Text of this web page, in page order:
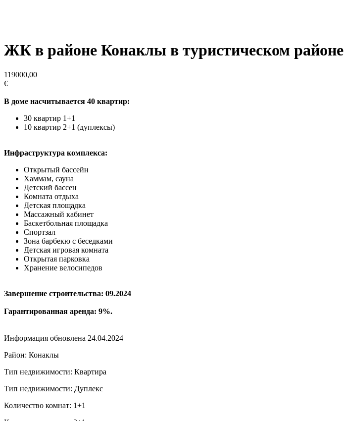
ЖК в районе Конаклы в туристическом районе
119000,00
€
В доме насчитывается 40 квартир:
30 квартир 1+1
10 квартир 2+1 (дуплексы)
Инфраструктура комплекса:
Открытый бассейн
Хаммам, сауна
Детский бассен
Комната отдыха
Детская площадка
Массажный кабинет
Баскетбольная площадка
Спортзал
Зона барбекю с беседками
Детская игровая комната
Открытая парковка
Хранение велосипедов
Завершение строительства: 09.2024
Гарантированная аренда: 9%.
Информация обновлена 24.04.2024
Район: Конаклы
Тип недвижимости: Квартира
Тип недвижимости: Дуплекс
Количество комнат: 1+1